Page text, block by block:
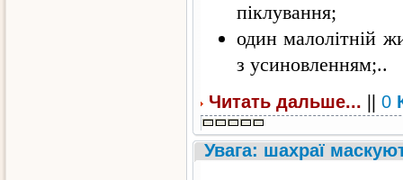
піклування;
один малолітній
з усиновленням;..
Читать дальше... || 0
Увага: шахраї